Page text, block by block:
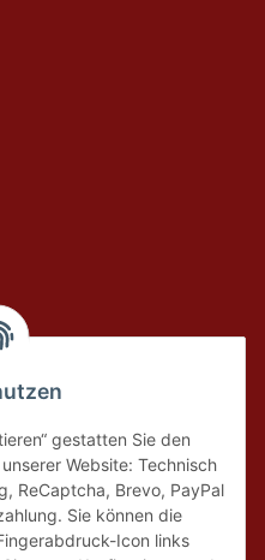
gestatten Sie den
Website: Technisch
ReCaptcha, Brevo, PayPal
Sie können die
Icon links